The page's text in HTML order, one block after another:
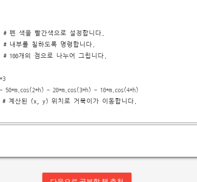
# 펜 색을 빨간색으로 설정합니다.
# 내부를 칠하도록 명령합니다.
# 100개의 점으로 나누어 그립니다.
50*m.cos(2*h) - 20*m.cos(3*h) - 10*m.cos(4*h)
# 계산된 (x, y) 위치로 거북이가 이동합니다.